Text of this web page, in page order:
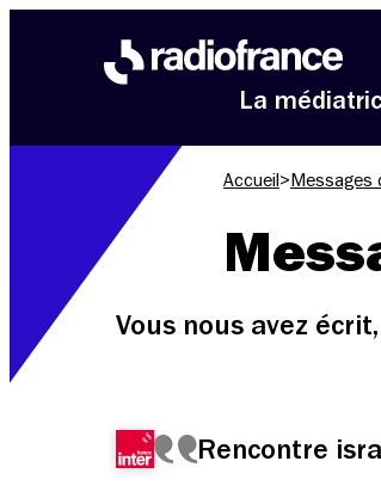
La
Accueil > Messages
Vous nous avez
Rencontre